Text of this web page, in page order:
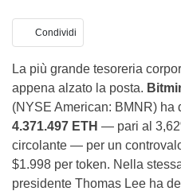
Condividi
La più grande tesoreria
appena alzato la posta.
(NYSE American: BMNR) ha
4.371.497 ETH — pari al
circolante — per un
$1.998 per token. Nella
presidente Thomas Lee ha